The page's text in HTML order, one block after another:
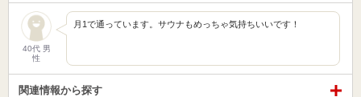
40代 男
性
月1で通っています。サウナもめっちゃ気持ちいいです！
関連情報から探す